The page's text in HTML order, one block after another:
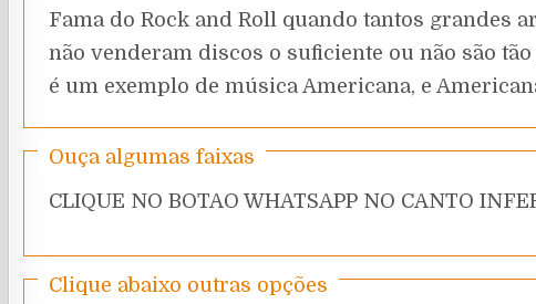
Fama do Rock and Roll quando tantos grandes
não venderam discos o suficiente ou não são
é um exemplo de música Americana, e
Ouça algumas faixas
CLIQUE NO BOTAO WHATSAPP NO CANTO
Clique abaixo outras opções